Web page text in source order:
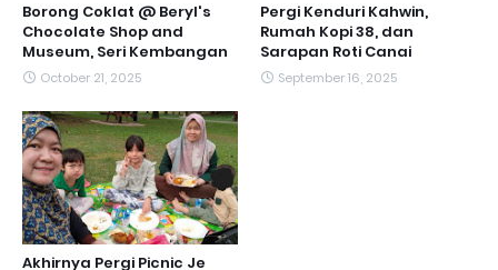
Borong Coklat @ Beryl's
Chocolate Shop and
Museum, Seri Kembangan
October 21, 2025
Pergi Kenduri Kahwin,
Rumah Kopi 38, dan
Sarapan Roti Canai
September 16, 2025
Akhirnya Pergi Picnic Je